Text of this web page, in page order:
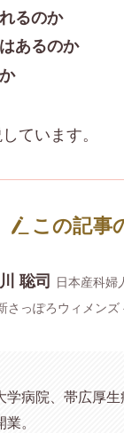
るのか
あるのか
ています。
この記事
聡司 日本産科婦
さっぽろウィメン
病院、帯広厚
。